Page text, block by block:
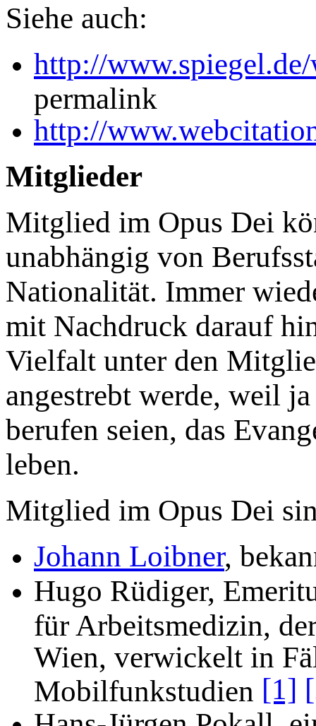
Siehe auch:
http://
permalink
http://
Mitglieder
Mitglied im Opus Dei
unabhängig von
Nationalität. Immer
mit Nachdruck darauf
Vielfalt unter den
angestrebt werde, weil
berufen seien, das
leben.
Mitglied im Opus Dei
Johann Loibner,
Hugo Rüdiger,
für Arbeitsmedizin,
Wien, verwickelt in
Mobilfunkstudien [1]